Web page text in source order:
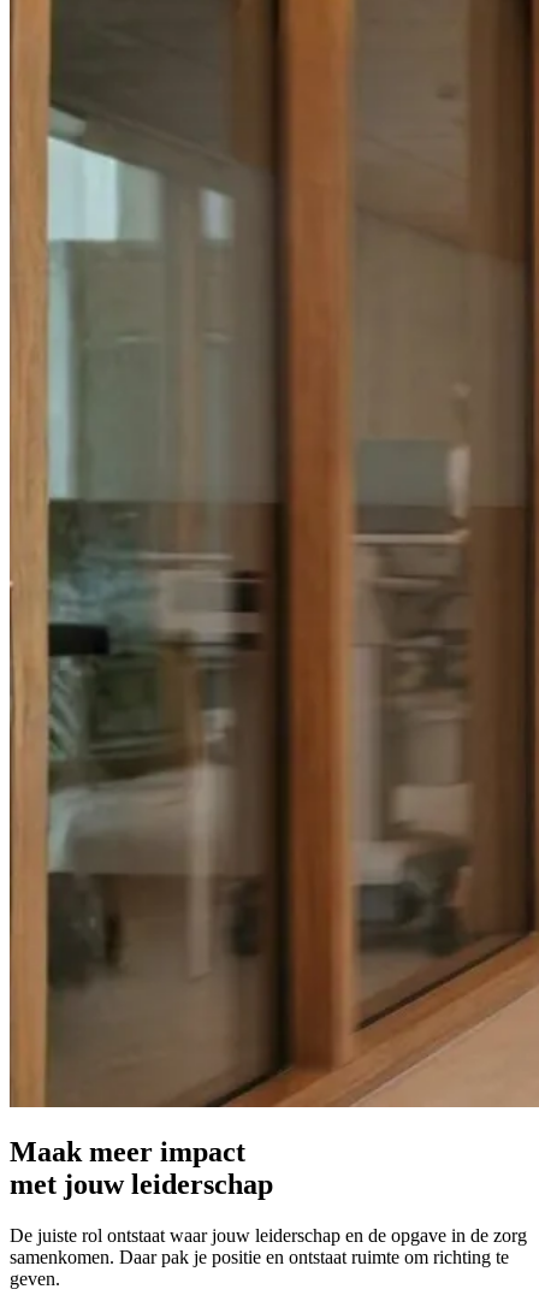
Maak meer impact
met jouw leiderschap
De juiste rol ontstaat waar jouw leiderschap en de opgave in de zorg
samenkomen. Daar pak je positie en ontstaat ruimte om richting te
geven.